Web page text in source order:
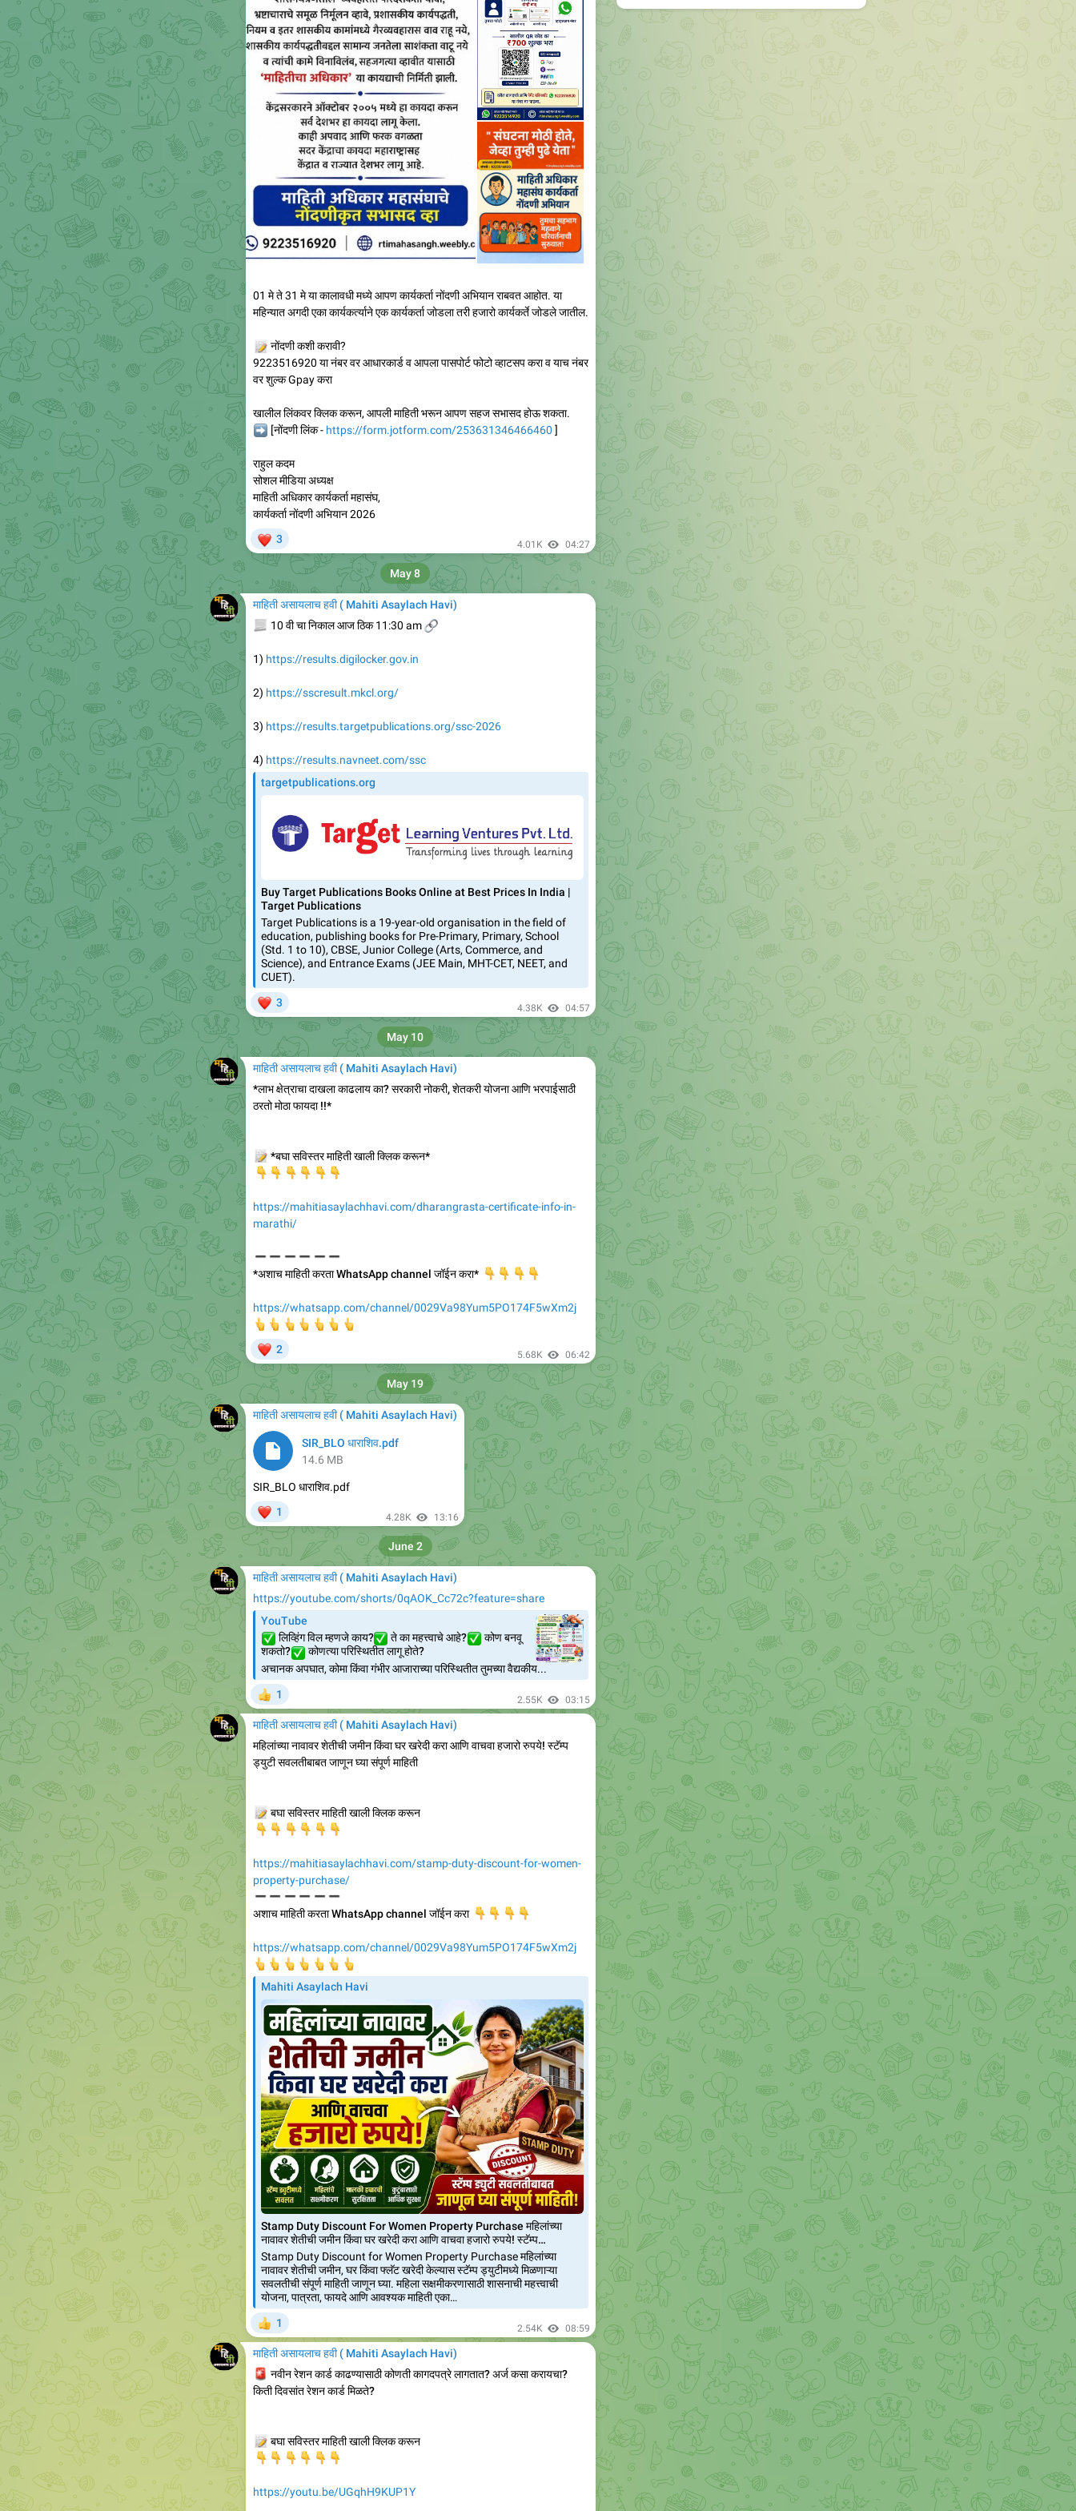
01 मे ते 31 मे या कालावधी मध्ये आपण कार्यकर्ता नोंदणी अभियान राबवत आहोत. या
महिन्यात अगदी एका कार्यकर्त्याने एक कार्यकर्ता जोडला तरी हजारो कार्यकर्ते जोडले जातील.
📝नोंदणी कशी करावी?
9223516920 या नंबर वर आधारकार्ड व आपला पासपोर्ट फोटो व्हाटसप करा व याच नंबर
वर शुल्क Gpay करा
खालील लिंकवर क्लिक करून, आपली माहिती भरून आपण सहज सभासद होऊ शकता.
➡️[नोंदणी लिंक - https://form.jotform.com/253631346466460
राहुल कदम
सोशल मीडिया अध्यक्ष
माहिती अधिकार कार्यकर्ता महासंघ,
कार्यकर्ता नोंदणी अभियान 2026
❤
3 4.01K 04:27
माहिती असायलाच हवी ( Mahiti Asaylach Havi)
📃10 वी चा निकाल आज ठिक 11:30 am
🔗
1) https://results.digilocker.gov.in
2) https://sscresult.mkcl.org/
3) https://results.targetpublications.org/ssc-2026
4) https://results.navneet.com/ssc
targetpublications.org
Buy Target Publications Books Online at Best Prices In India |
Target Publications
Target Publications is a 19-year-old organisation in the field of
education, publishing books for Pre-Primary, Primary, School
(Std. 1 to 10), CBSE, Junior College (Arts, Commerce, and
Science), and Entrance Exams (JEE Main, MHT-CET, NEET, and
CUET).
❤
3 4.38K 04:57
May 8
माहिती असायलाच हवी ( Mahiti Asaylach Havi)
*लाभ क्षेत्राचा दाखला काढलाय का? सरकारी नोकरी, शेतकरी योजना आणि भरपाईसाठी
ठरतो मोठा फायदा !!*
📝*बघा सविस्तर माहिती खाली क्लिक करून*
👇
👇
👇
👇
👇
👇
https://mahitiasaylachhavi.com/dharangrasta-certificate-info-in-
marathi/
➖
➖
➖
➖
➖
➖
*अशाच माहिती करता WhatsApp channel जॉईन करा*
👇
👇
👇
👇
https://whatsapp.com/channel/0029Va98Yum5PO174F5wXm2j
👆
👆
👆
👆
👆
👆
👆
❤
2 5.68K 06:42
May 10
माहिती असायलाच हवी ( Mahiti Asaylach Havi)
SIR_BLO धाराशिव.pdf
14.6 MB
SIR_BLO धाराशिव.pdf
❤
1 4.28K 13:16
May 19
माहिती असायलाच हवी ( Mahiti Asaylach Havi)
https://youtube.com/shorts/0qAOK_Cc72c?feature=share
YouTube
✅लिव्हिंग विल म्हणजे काय?
✅ते का महत्त्वाचे आहे?
✅कोण बनवू
शकतो?
✅कोणत्या परिस्थितीत लागू होते?
अचानक अपघात, कोमा किंवा गंभीर आजाराच्या परिस्थितीत तुमच्या वैद्यकीय...
👍
1 2.55K 03:15
June 2
माहिती असायलाच हवी ( Mahiti Asaylach Havi)
महिलांच्या नावावर शेतीची जमीन किंवा घर खरेदी करा आणि वाचवा हजारो रुपये! स्टॅम्प
ड्युटी सवलतीबाबत जाणून घ्या संपूर्ण माहिती
📝बघा सविस्तर माहिती खाली क्लिक करून
👇
👇
👇
👇
👇
👇
https://mahitiasaylachhavi.com/stamp-duty-discount-for-women-
property-purchase/
➖
➖
➖
➖
➖
➖
अशाच माहिती करता WhatsApp channel जॉईन करा
👇
👇
👇
👇
https://whatsapp.com/channel/0029Va98Yum5PO174F5wXm2j
👆
👆
👆
👆
👆
👆
👆
Mahiti Asaylach Havi
Stamp Duty Discount For Women Property Purchase महिलांच्या
नावावर शेतीची जमीन किंवा घर खरेदी करा आणि वाचवा हजारो रुपये! स्टॅम्प…
Stamp Duty Discount for Women Property Purchase महिलांच्या
नावावर शेतीची जमीन, घर किंवा फ्लॅट खरेदी केल्यास स्टॅम्प ड्युटीमध्ये मिळणाऱ्या
सवलतीची संपूर्ण माहिती जाणून घ्या. महिला सक्षमीकरणासाठी शासनाची महत्त्वाची
योजना, पात्रता, फायदे आणि आवश्यक माहिती एका…
👍
1 2.54K 08:59
माहिती असायलाच हवी ( Mahiti Asaylach Havi)
🚨नवीन रेशन कार्ड काढण्यासाठी कोणती कागदपत्रे लागतात? अर्ज कसा करायचा?
किती दिवसांत रेशन कार्ड मिळते?
📝बघा सविस्तर माहिती खाली क्लिक करून
👇
👇
👇
👇
👇
👇
https://youtu.be/UGqhH9KUP1Y